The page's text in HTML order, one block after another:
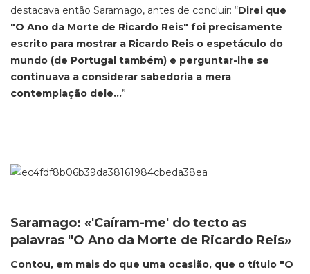
destacava então Saramago, antes de concluir: “Direi que
"O Ano da Morte de Ricardo Reis" foi precisamente
escrito para mostrar a Ricardo Reis o espetáculo do
mundo (de Portugal também) e perguntar-lhe se
continuava a considerar sabedoria a mera
contemplação dele...”
Saramago: «'Caíram-me' do tecto as
palavras "O Ano da Morte de Ricardo Reis»
Contou, em mais do que uma ocasião, que o título "O